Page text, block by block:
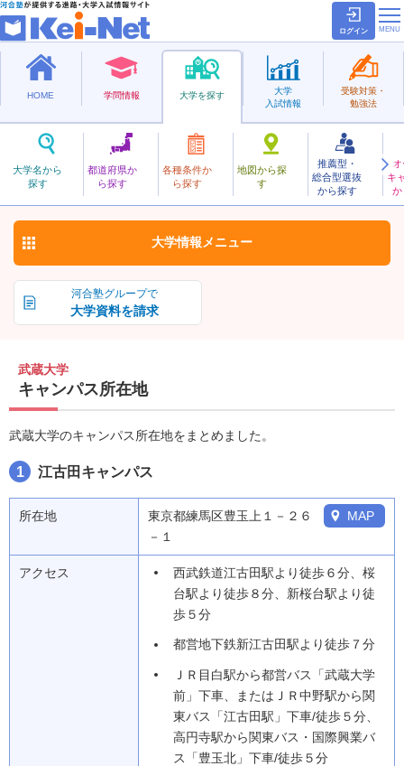
ログイン
HOME 学問情報 大学を探す
大学名から
探す
都道府県か
ら探す
各種条件か
ら探す
地図から探
す
推薦型・
総合型選抜
から探す
キ
か
大学
入試情報
受験対策・
勉強法
私立
むさし
武蔵大学 お気に入り
河合塾グループで
大学資料を請求
大学情報 メニュー
武蔵大学
キャンパス所在地
武蔵大学のキャンパス所在地をまとめました。
1 江古田キャンパス
所在地
東京都練馬区豊玉上１－２６
－１
MAP
アクセス
西武鉄道江古田駅より徒歩６分、桜
台駅より徒歩８分、新桜台駅より徒
歩５分
都営地下鉄新江古田駅より徒歩７分
ＪＲ目白駅から都営バス「武蔵大学
前」下車、またはＪＲ中野駅から関
東バス「江古田駅」下車/徒歩５分、
高円寺駅から関東バス・国際興業バ
ス「豊玉北」下車/徒歩５分